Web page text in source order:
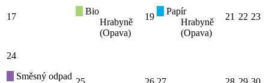
17
Bio
Hrabyně
(Opava)
19
Papír
Hrabyně
(Opava)
21 22 23
24
Směsný odpad